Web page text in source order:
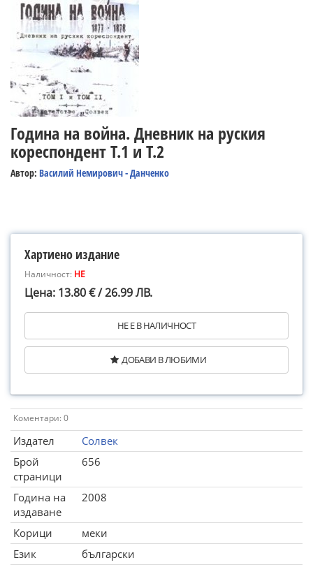
Година на война. Дневник на руския
кореспондент Т.1 и Т.2
Автор: Василий Немирович - Данченко
Хартиено издание
Наличност: НЕ
Цена: 13.80 € / 26.99 ЛВ.
НЕ Е В НАЛИЧНОСТ
ДОБАВИ В ЛЮБИМИ
Коментари: 0
Издател
Солвек
Брой
страници
656
Година на
издаване
2008
Корици
меки
Език
български